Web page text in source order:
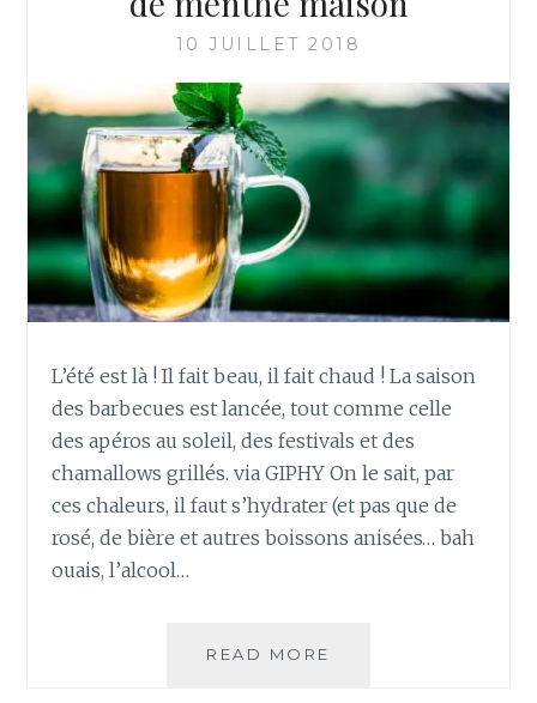
10 JUILLET 2018
L’été est là ! Il fait beau, il fait chaud ! La saison
des barbecues est lancée, tout comme celle
des apéros au soleil, des festivals et des
chamallows grillés. via GIPHY On le sait, par
ces chaleurs, il faut s’hydrater (et pas que de
rosé, de bière et autres boissons anisées… bah
ouais, l’alcool…
READ MORE